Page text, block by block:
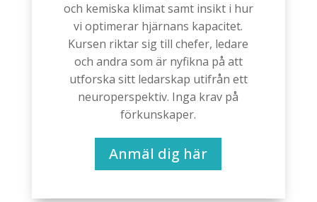
och kemiska klimat samt insikt i hur
vi optimerar hjärnans kapacitet.
Kursen riktar sig till chefer, ledare
och andra som är nyfikna på att
utforska sitt ledarskap utifrån ett
neuroperspektiv. Inga krav på
förkunskaper.
Anmäl dig här